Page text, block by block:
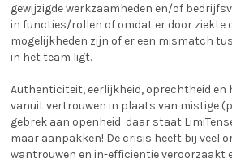
gewijzigde werkzaamheden en/of
in functies/rollen of omdat er door ziekte
mogelijkheden zijn of er een mismatch
in het team ligt.
Authenticiteit, eerlijkheid, oprechtheid en
vanuit vertrouwen in plaats van mistige
gebrek aan openheid: daar staat
maar aanpakken! De crisis heeft bij veel
wantrouwen en in-efficientie veroorzaakt